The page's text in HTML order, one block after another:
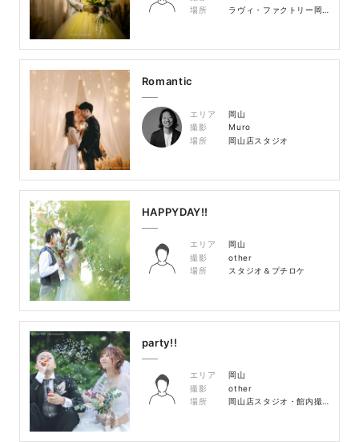
場所
ラヴィ・ファクトリー岡山店スタジオ
Romantic
エリア
岡山
撮影
Muro
場所
岡山店スタジオ
HAPPYDAY!!
エリア
岡山
撮影
other
場所
スタジオ＆プチロケ
party!!
エリア
岡山
撮影
other
場所
岡山店スタジオ・館内撮影